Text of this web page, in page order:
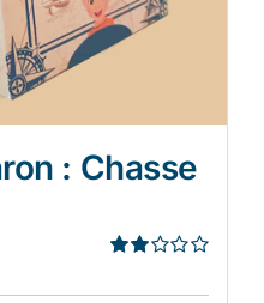
: Chasse
1.91